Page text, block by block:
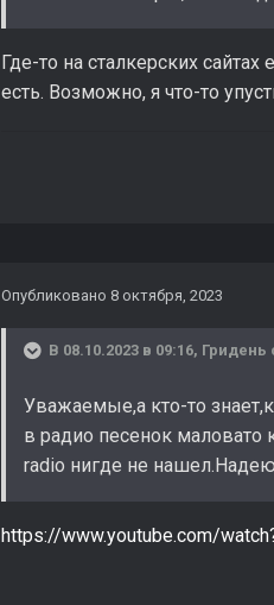
Где-то на сталкерских
есть. Возможно, я что-то
Опубликовано 8 октября, 2023
В 08.10.2023 в 09:16, Гридень
Уважаемые,а кто-то
в радио песенок маловато
radio нигде не
https://www.youtube.com/